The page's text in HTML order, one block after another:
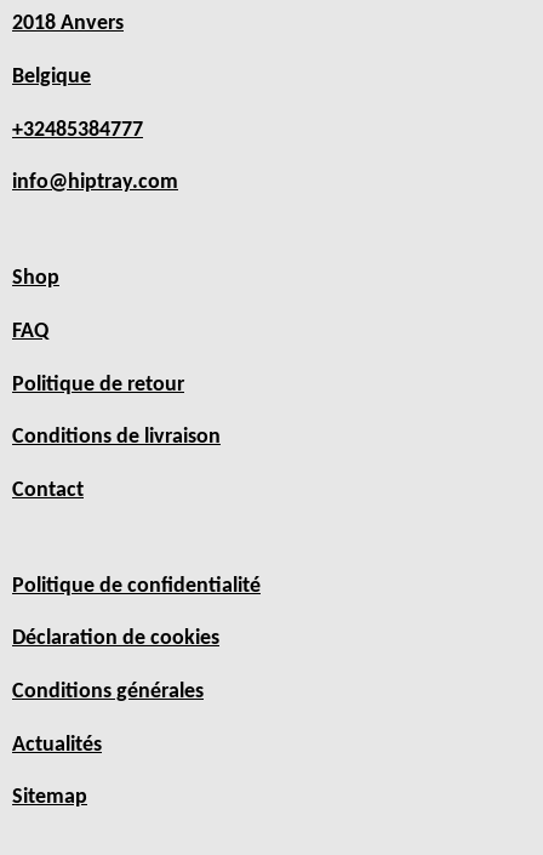
2018 Anvers
Belgique
+32485384777
info@hiptray.com
Shop
FAQ
Politique de retour
Conditions de livraison
Contact
Politique de confidentialité
Déclaration de cookies
Conditions générales
Actualités
Sitemap